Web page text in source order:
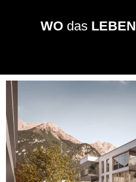
WOdas LEBEN